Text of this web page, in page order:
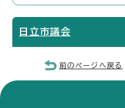
日立市議会
前のページへ戻る